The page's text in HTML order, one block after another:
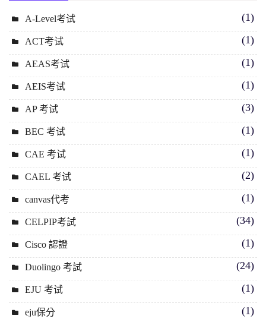
A-Level考试 (1)
ACT考试 (1)
AEAS考试 (1)
AEIS考试 (1)
AP 考试 (3)
BEC 考试 (1)
CAE 考试 (1)
CAEL 考试 (2)
canvas代考 (1)
CELPIP考試 (34)
Cisco 認證 (1)
Duolingo 考試 (24)
EJU 考试 (1)
eju保分 (1)